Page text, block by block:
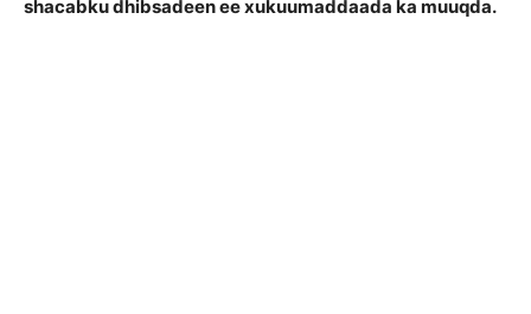
shacabku dhibsadeen ee xukuumaddaada ka muuqda.